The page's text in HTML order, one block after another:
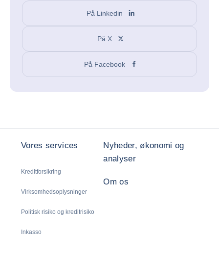
På Linkedin
På X
På Facebook
Vores services
Kreditforsikring
Virksomhedsoplysninger
Politisk risiko og kreditrisiko
Inkasso
Nyheder, økonomi og
analyser
Om os